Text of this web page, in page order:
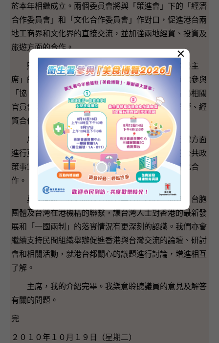
於本年相繼成立。兩個委員會將與「策進會」下的「經濟
合作委員會」和「文化合作委員會」作對口，促進港台兩
地工商界和文化界的直接交流，並加強兩地經貿、投資及
旅遊方面的合作。
財政司司長曾俊華在今年八月底以「協進會榮譽主
席」的名義，率領「協進會」全體成員訪台。期間除參與
「協、策」兩會的第一次聯席會議外，亦與台灣當局相關
官員會面，就未來兩地優先合作範疇，包括金融監管、經
貿合作和空運安排等達成積極的共識。
展望未來，我們會積極通過新合作平台，與台灣方面
進行更多元和更深層次的交流，並就雙方都關切的公共政
策事宜，包括雙邊經濟合作等事宜，進行磋商並深化合
作。
與此同時，我們亦致力加強與台灣商界、商會、台胞
團體及台灣在港機構的聯繫，讓台灣人士對香港的最新發
展和「一國兩制」的落實情況有更深刻的認識。我們亦會
繼續支持民間組織舉辦促進香港與台灣交流的論壇、研討
會和相關活動，就港台都關心的議題進行討論，增進相互
了解。
主席，我的介紹完畢。我樂意聆聽議員的意見及解答
有關的問題。
完
２０１０年１０月１９日（星期二）
×